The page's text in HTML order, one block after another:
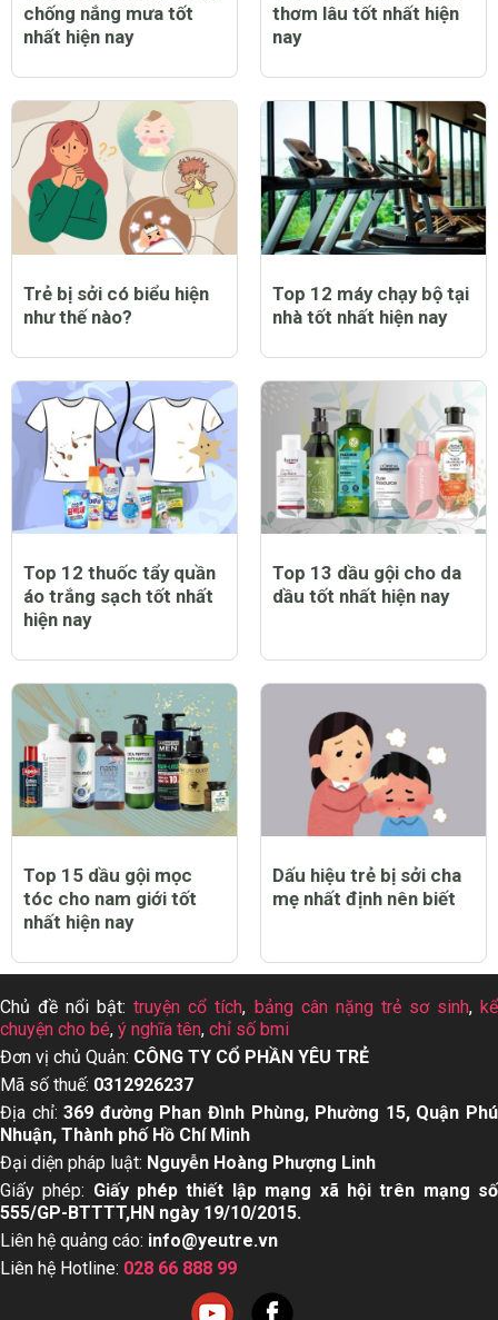
chống nắng mưa tốt
nhất hiện nay
thơm lâu tốt nhất hiện
nay
Trẻ bị sởi có biểu hiện
như thế nào?
Top 12 máy chạy bộ tại
nhà tốt nhất hiện nay
Top 12 thuốc tẩy quần
áo trắng sạch tốt nhất
hiện nay
Top 13 dầu gội cho da
dầu tốt nhất hiện nay
Top 15 dầu gội mọc
tóc cho nam giới tốt
nhất hiện nay
Dấu hiệu trẻ bị sởi cha
mẹ nhất định nên biết
Chủ đề nổi bật:truyện cổ tích, bảng cân nặng trẻ sơ sinh, kể
chuyện cho bé, ý nghĩa tên, chỉ số bmi
Đơn vị chủ Quản: CÔNG TY CỔ PHẦN YÊU TRẺ
Mã số thuế: 0312926237
Địa chỉ:369 đường Phan Đình Phùng, Phường 15, Quận Phú
Nhuận, Thành phố Hồ Chí Minh
Đại diện pháp luật: Nguyễn Hoàng Phượng Linh
Giấy phép: Giấy phép thiết lập mạng xã hội trên mạng số
555/GP-BTTTT,HN ngày 19/10/2015.
Liên hệ quảng cáo: info@yeutre.vn
Liên hệ Hotline: 028 66 888 99